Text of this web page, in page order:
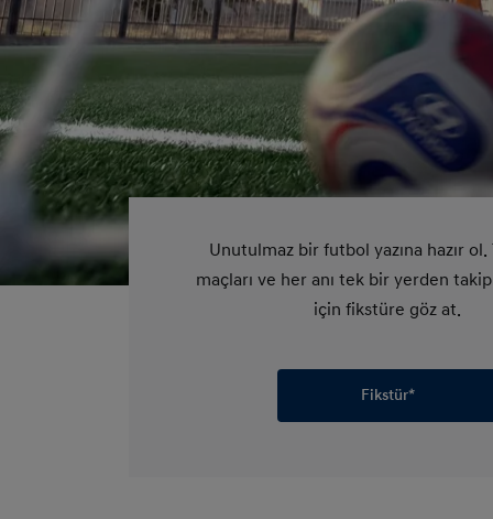
Unutulmaz bir futbol yazına hazır ol.
maçları ve her anı tek bir yerden
için fikstüre göz at.
Fikstür*